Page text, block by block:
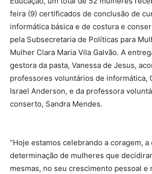
feira (9) certificados de conclusão de
informática básica e de costura e
pela Subsecretaria de Políticas para
Mulher Clara Maria Vila Galvão. A
gestora da pasta, Vanessa de Jesus,
professores voluntários de informática,
Israel Anderson, e da professora
conserto, Sandra Mendes.
“Hoje estamos celebrando a coragem, a
determinação de mulheres que
mesmas, no seu crescimento pessoal e